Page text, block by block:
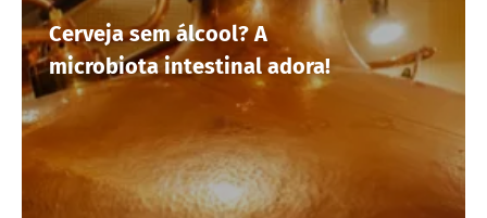
Cerveja sem álcool? A
microbiota intestinal adora!
Descubra
mais